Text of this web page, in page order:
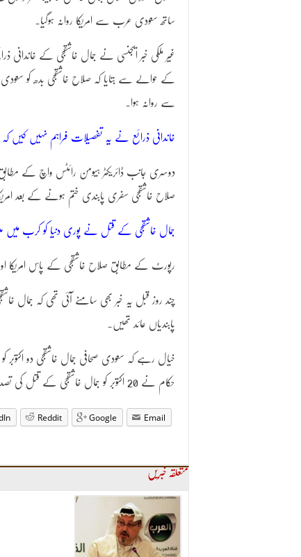
ساتھ سعودی عرب سے امریکا روانہ ہوگیا۔
غیر ملکی خبر ایجنسی نے جمال خاشقجی کے خاندانی
کے حوالے سے بتایا کہ صلاح خاشقجی بدھ کو
سے روانہ ہوا۔
خاندانی ذرائع نے یہ تفصیلات فراہم نہیں
دوسری جانب ڈائریکٹر ہیومن رائٹس واچ کے مطابق
صلاح خاشقجی سفری پابندی ختم ہونے کے بعد
جمال خاشقجی کے قتل نے پوری دنیا کو کرب میں
رپورٹ کے مطابق صلاح خاشقجی کے پاس امریکا
چند روز قبل یہ خبر بھی سامنے آئی تھی کہ
پابندیاں عائد تھیں۔
خیال رہے کہ سعودی صحافی جمال خاشقجی دو
حکام نے 20 اکتوبر کو جمال خاشقجی کے قتل کی تصدیق کی تھی۔
Reddit Google Email
متعلقہ خبریں